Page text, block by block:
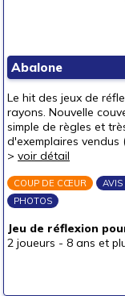
Abalone
Le hit des jeux de
rayons. Nouvelle
simple de règles et
d'exemplaires vendus
> voir détail
COUP DE CŒUR
PHOTOS
Jeu de réflexion
2 joueurs - 8 ans et